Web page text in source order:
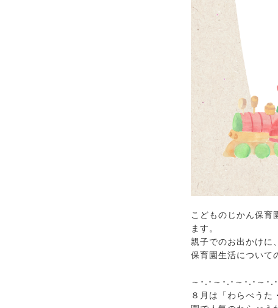
こどものじかん保育
ます。
親子でのお出かけに
保育園生活について
～･.･～･.･～･.･～･.
８月は「わらべうた